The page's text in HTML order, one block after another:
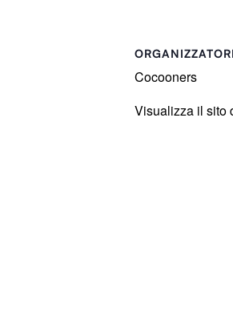
Cocooners
Visualizza il sito